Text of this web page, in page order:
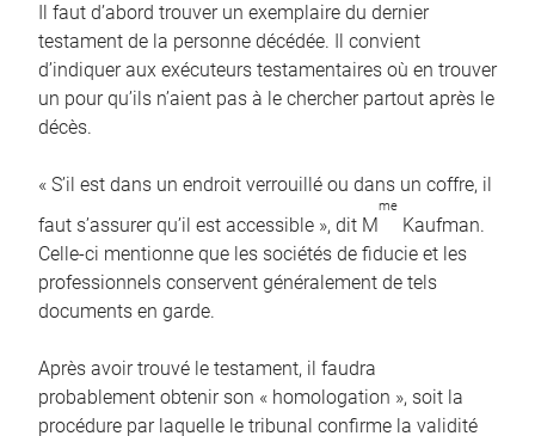
Il faut d’abord trouver un exemplaire du dernier
testament de la personne décédée. Il convient
d’indiquer aux exécuteurs testamentaires où en trouver
un pour qu’ils n’aient pas à le chercher partout après le
décès.
« S’il est dans un endroit verrouillé ou dans un coffre, il
faut s’assurer qu’il est accessible », dit M
me
Kaufman.
Celle-ci mentionne que les sociétés de fiducie et les
professionnels conservent généralement de tels
documents en garde.
Après avoir trouvé le testament, il faudra
probablement obtenir son « homologation », soit la
procédure par laquelle le tribunal confirme la validité